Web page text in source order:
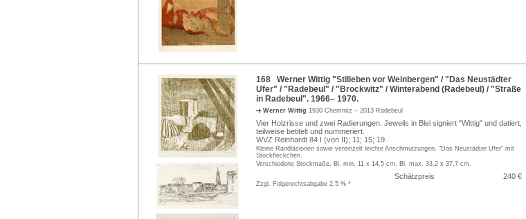
168 Werner Wittig "Stilleben vor Weinbergen" / "Das Neustädter
Ufer" / "Radebeul" / "Brockwitz" / Winterabend (Radebeul) / "Straße
in Radebeul". 1966– 1970.
Werner Wittig 1930 Chemnitz – 2013 Radebeul
Vier Holzrisse und zwei Radierungen. Jeweils in Blei signiert "Wittig" und datiert,
teilweise betitelt und nummeriert.
WVZ Reinhardt 84 I (von II); 11; 15; 19.
Kleine Randläsionen sowie vereinzelt leichte Anschmutzungen. "Das Neustädter Ufer" mit
Stockfleckchen.
Verschiedene Stockmaße, Bl. min. 11 x 14,5 cm, Bl. max. 33,2 x 37,7 cm.
Schätzpreis 240 €
Zzgl. Folgerechtsabgabe 2.5 % *